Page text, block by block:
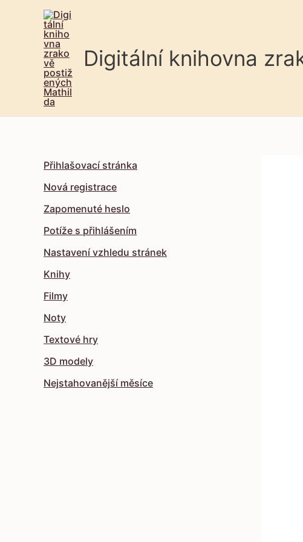
Digitální knihovna
Přihlašovací stránka
Nová registrace
Zapomenuté heslo
Potíže s přihlášením
Nastavení vzhledu stránek
Knihy
Filmy
Noty
Textové hry
3D modely
Nejstahovanější měsíce